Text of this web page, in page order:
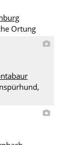
Ortung